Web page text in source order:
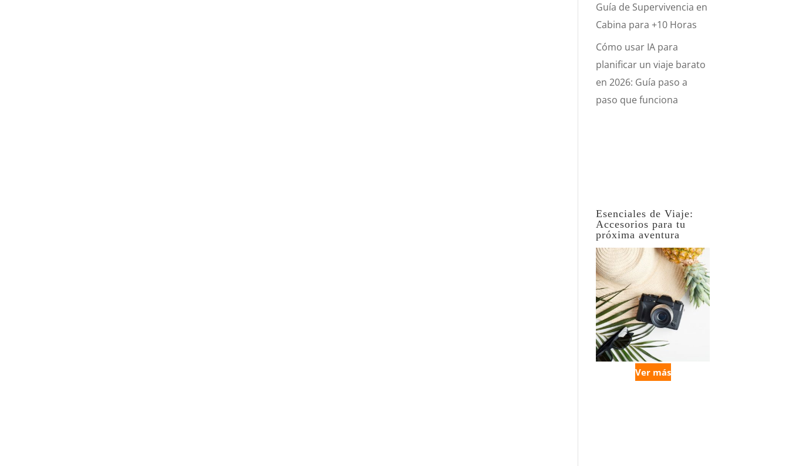
Guía de Supervivencia en
Cabina para +10 Horas
Cómo usar IA para
planificar un viaje barato
en 2026: Guía paso a
paso que funciona
Esenciales de Viaje:
Accesorios para tu
próxima aventura
Ver más